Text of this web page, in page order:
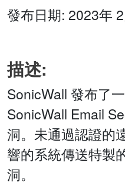
發布日期: 2023年
描述:
SonicWall 發布了
SonicWall Email
洞。未通過認證的
響的系統傳送特製
洞。